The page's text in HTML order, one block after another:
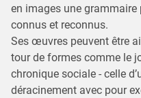
en images une
connus et reconnus.
Ses œuvres peuvent être
tour de formes comme le
chronique sociale - celle
déracinement avec pour